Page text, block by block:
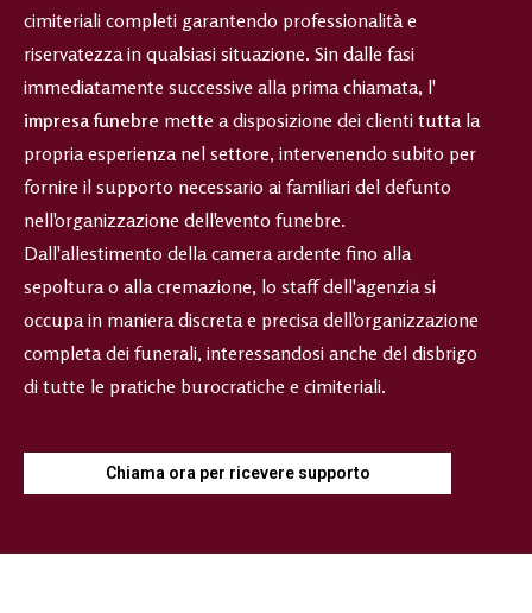
cimiteriali completi garantendo professionalità e
riservatezza in qualsiasi situazione. Sin dalle fasi
immediatamente successive alla prima chiamata, l'
impresa funebre mette a disposizione dei clienti tutta la
propria esperienza nel settore, intervenendo subito per
fornire il supporto necessario ai familiari del defunto
nell'organizzazione dell'evento funebre.
Dall'allestimento della camera ardente fino alla
sepoltura o alla cremazione, lo staff dell'agenzia si
occupa in maniera discreta e precisa dell'organizzazione
completa dei funerali, interessandosi anche del disbrigo
di tutte le pratiche burocratiche e cimiteriali.
Chiama ora per ricevere supporto